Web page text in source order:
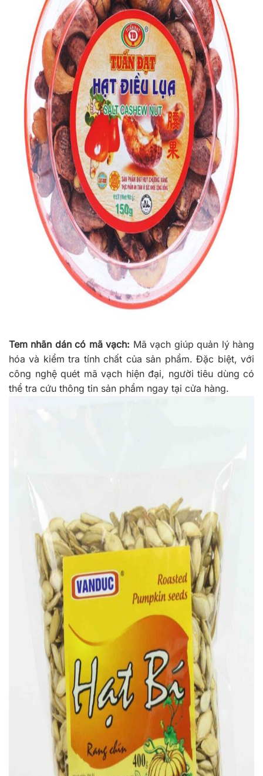
Tem nhãn dán có mã vạch: Mã vạch giúp quản lý hàng
hóa và kiểm tra tính chất của sản phẩm. Đặc biệt, với
công nghệ quét mã vạch hiện đại, người tiêu dùng có
thể tra cứu thông tin sản phẩm ngay tại cửa hàng.